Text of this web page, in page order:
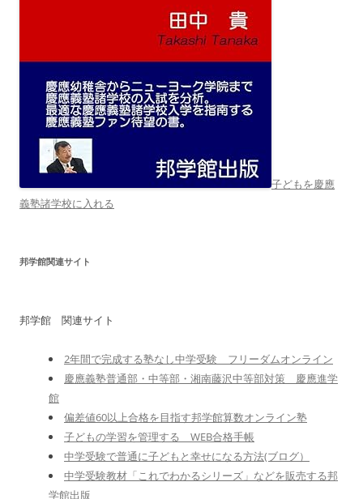
子どもを慶應
義塾諸学校に入れる
邦学館関連サイト
邦学館 関連サイト
2年間で完成する塾なし中学受験 フリーダムオンライン
慶應義塾普通部・中等部・湘南藤沢中等部対策 慶應進学
館
偏差値60以上合格を目指す邦学館算数オンライン塾
子どもの学習を管理する WEB合格手帳
中学受験で普通に子どもと幸せになる方法(ブログ）
中学受験教材「これでわかるシリーズ」などを販売する邦
学館出版